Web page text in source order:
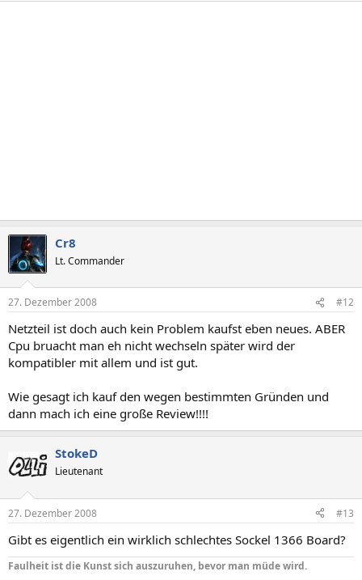
Cr8
Lt. Commander
27. Dezember 2008 #12
Netzteil ist doch auch kein Problem kaufst eben neues. ABER
Cpu bruacht man eh nicht wechseln später wird der
kompatibler mit allem und ist gut.
Wie gesagt ich kauf den wegen bestimmten Gründen und
dann mach ich eine große Review!!!!
StokeD
Lieutenant
27. Dezember 2008 #13
Gibt es eigentlich ein wirklich schlechtes Sockel 1366 Board?
Faulheit ist die Kunst sich auszuruhen, bevor man müde wird.